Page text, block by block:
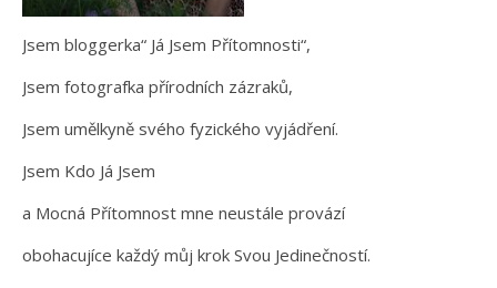
Jsem bloggerka“ Já Jsem Přítomnosti“,
Jsem fotografka přírodních zázraků,
Jsem umělkyně svého fyzického vyjádření.
Jsem Kdo Já Jsem
a Mocná Přítomnost mne neustále provází
obohacujíce každý můj krok Svou Jedinečností.